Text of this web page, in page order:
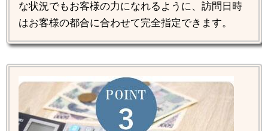
な状況でもお客様の力になれるように、訪問日時
はお客様の都合に合わせて完全指定できます。